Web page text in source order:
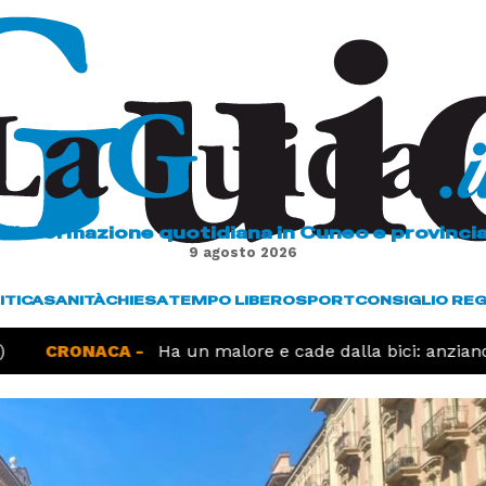
L'informazione quotidiana in Cuneo e
9 agosto 2026
SANITÀCHIESATEMPO LIBEROSPORTCONSIGLIO
CRONACA - Ha un malore e cade dalla bici: anziano